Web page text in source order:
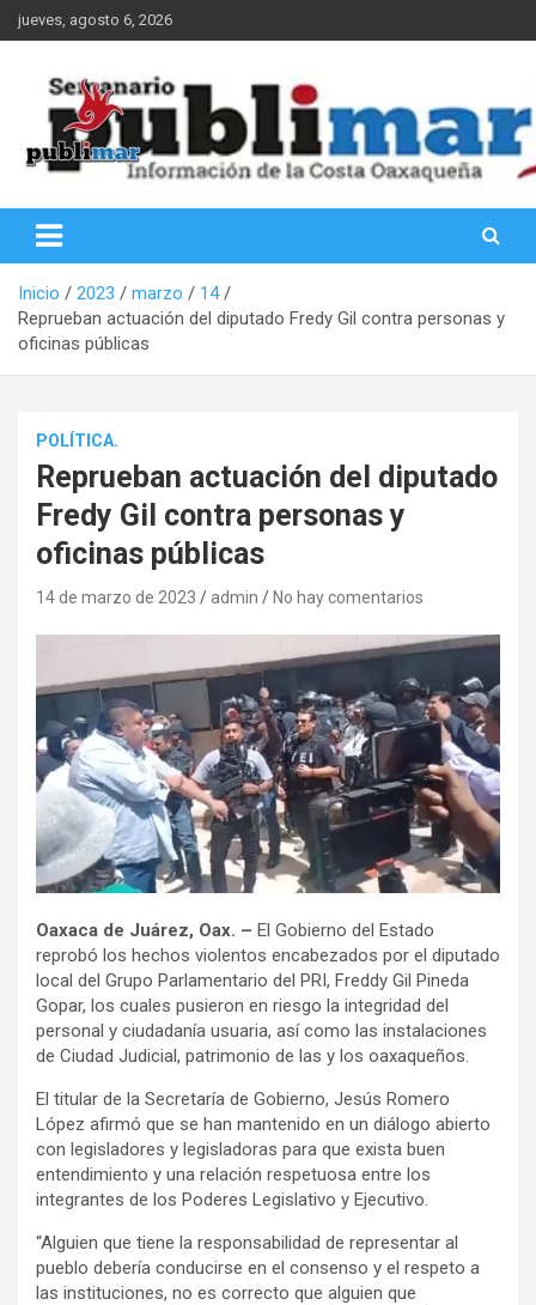
Saltar
al
jueves, agosto 6, 2026
PubliMar
Inicio 2023 marzo
14
Reprueban actuación del diputado Fredy Gil contra personas y
oficinas públicas
POLÍTICA.
Reprueban actuación del diputado
Fredy Gil contra personas y
oficinas públicas
14 de marzo de 2023 admin No hay comentarios
Oaxaca de Juárez, Oax. – El Gobierno del Estado
reprobó los hechos violentos encabezados por el diputado
local del Grupo Parlamentario del PRI, Freddy Gil Pineda
Gopar, los cuales pusieron en riesgo la integridad del
personal y ciudadanía usuaria, así como las instalaciones
de Ciudad Judicial, patrimonio de las y los oaxaqueños.
El titular de la Secretaría de Gobierno, Jesús Romero
López afirmó que se han mantenido en un diálogo abierto
con legisladores y legisladoras para que exista buen
entendimiento y una relación respetuosa entre los
integrantes de los Poderes Legislativo y Ejecutivo.
“Alguien que tiene la responsabilidad de representar al
pueblo debería conducirse en el consenso y el respeto a
las instituciones, no es correcto que alguien que